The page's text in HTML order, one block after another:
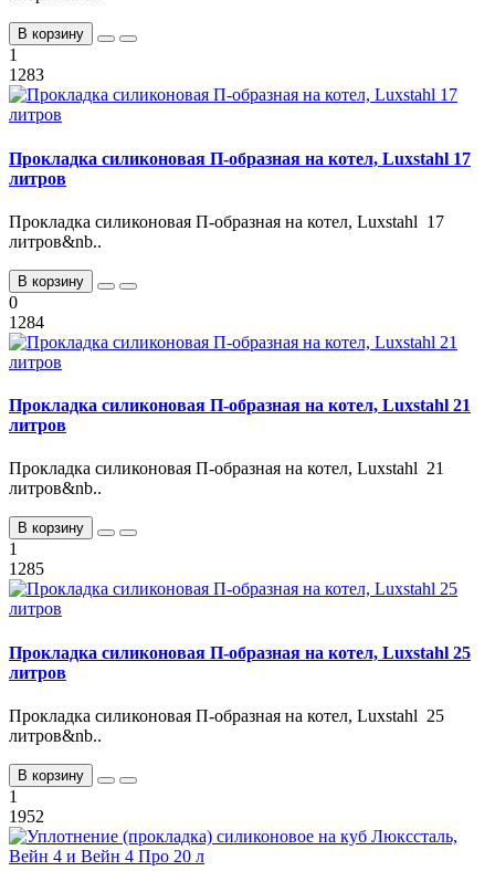
В корзину
1
1283
Прокладка силиконовая П-образная на котел, Luxstahl 17
литров
Прокладка силиконовая П-образная на котел, Luxstahl 17
литров&nb..
В корзину
0
1284
Прокладка силиконовая П-образная на котел, Luxstahl 21
литров
Прокладка силиконовая П-образная на котел, Luxstahl 21
литров&nb..
В корзину
1
1285
Прокладка силиконовая П-образная на котел, Luxstahl 25
литров
Прокладка силиконовая П-образная на котел, Luxstahl 25
литров&nb..
В корзину
1
1952